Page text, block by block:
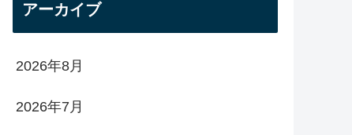
アーカイブ
2026年8月
2026年7月